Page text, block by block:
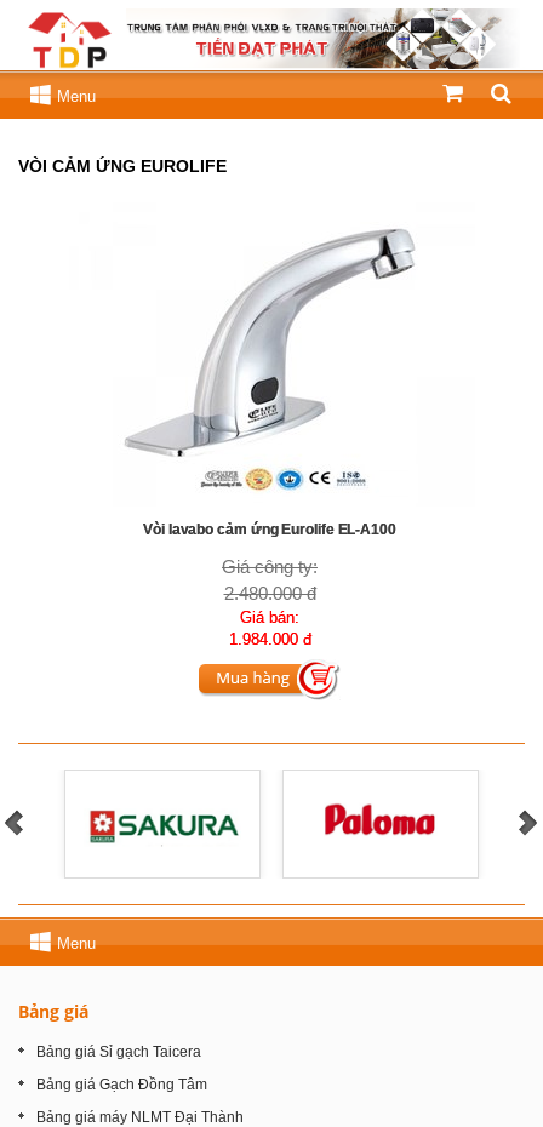
VÒI CẢM ỨNG EUROLIFE
Vòi lavabo cảm ứng Eurolife EL-A100
Giá công ty:
2.480.000 đ
Giá bán:
1.984.000 đ
Menu
Menu
Bảng giá
Bảng giá Sỉ gạch Taicera
Bảng giá Gạch Đồng Tâm
Bảng giá máy NLMT Đại Thành